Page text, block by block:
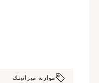
موازنة ميزانيتك